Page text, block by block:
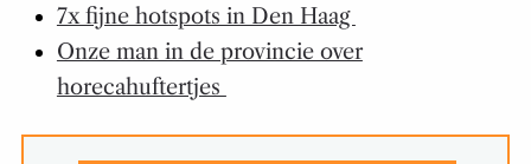
7x fijne hotspots in Den Haag
Onze man in de provincie over
horecahuftertjes